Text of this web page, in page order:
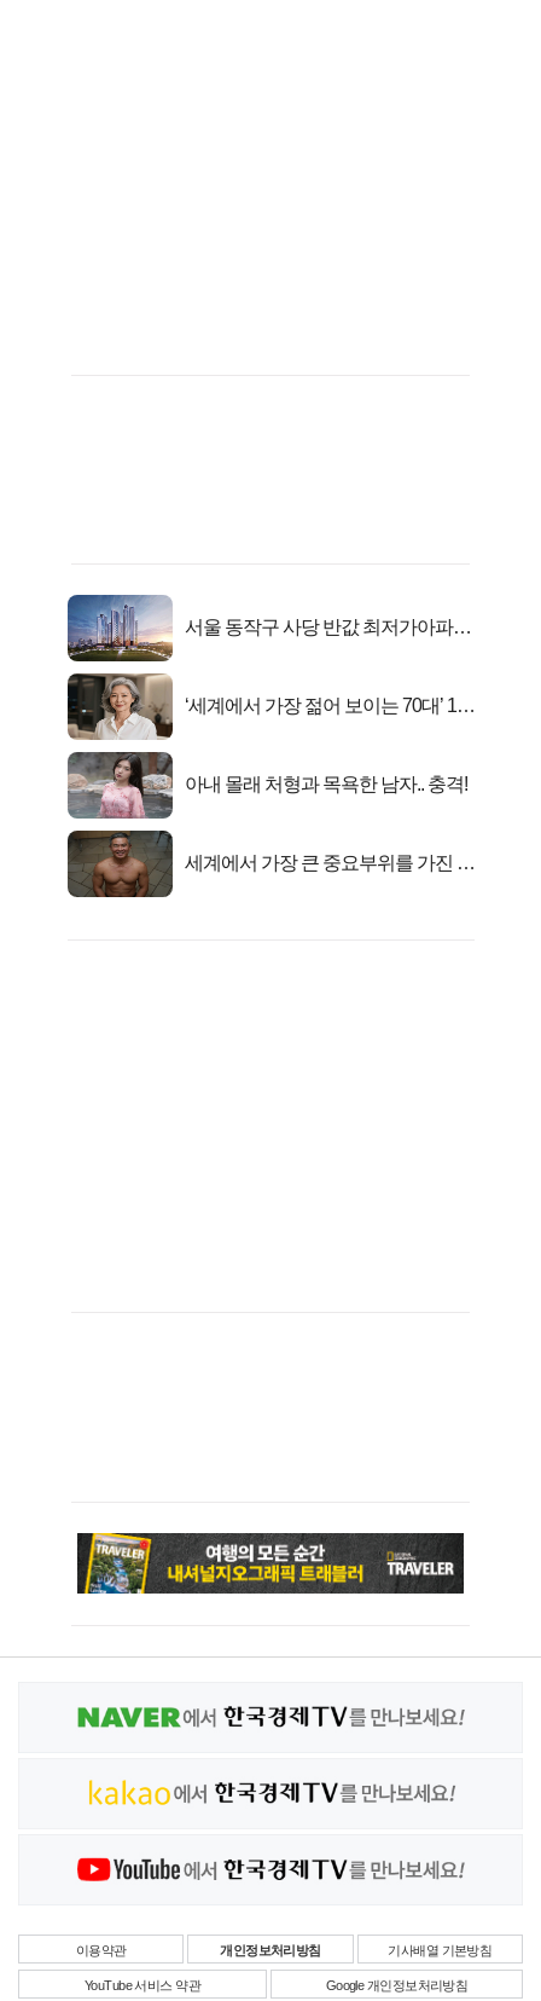
서울 동작구 사당 반값 최저가아파트
‘세계에서 가장 젊어 보이는 70대’ 1위
아내 몰래 처형과 목욕한 남자.. 충격!
세계에서 가장 큰 중요부위를 가진 남
이용약관 개인정보처리방침 기사배열 기본방침
YouTube 서비스 약관 Google 개인정보처리방침